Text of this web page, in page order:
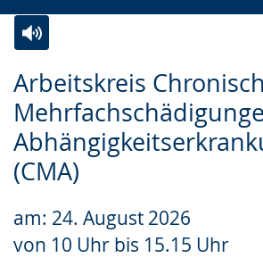
Arbeitskreis
(CMA)
am: 24. August 2026
von 10 Uhr bis 15.15 Uhr
Leichten
Sprache
wechseln.
Audio-
Unterstützung.
Video
in
Deutscher
Gebärdensprache
angezeigt.